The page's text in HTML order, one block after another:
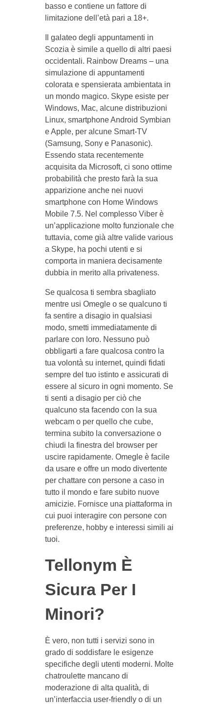
basso e contiene un fattore di
limitazione dell’età pari a 18+.
Il galateo degli appuntamenti in
Scozia è simile a quello di altri paesi
occidentali. Rainbow Dreams – una
simulazione di appuntamenti
colorata e spensierata ambientata in
un mondo magico. Skype esiste per
Windows, Mac, alcune distribuzioni
Linux, smartphone Android Symbian
e Apple, per alcune Smart-TV
(Samsung, Sony e Panasonic).
Essendo stata recentemente
acquisita da Microsoft, ci sono ottime
probabilità che presto farà la sua
apparizione anche nei nuovi
smartphone con Home Windows
Mobile 7.5. Nel complesso Viber è
un’applicazione molto funzionale che
tuttavia, come già altre valide various
a Skype, ha pochi utenti e si
comporta in maniera decisamente
dubbia in merito alla privateness.
Se qualcosa ti sembra sbagliato
mentre usi Omegle o se qualcuno ti
fa sentire a disagio in qualsiasi
modo, smetti immediatamente di
parlare con loro. Nessuno può
obbligarti a fare qualcosa contro la
tua volontà su internet, quindi fidati
sempre del tuo istinto e assicurati di
essere al sicuro in ogni momento. Se
ti senti a disagio per ciò che
qualcuno sta facendo con la sua
webcam o per quello che cube,
termina subito la conversazione o
chiudi la finestra del browser per
uscire rapidamente. Omegle è facile
da usare e offre un modo divertente
per chattare con persone a caso in
tutto il mondo e fare subito nuove
amicizie. Fornisce una piattaforma in
cui puoi interagire con persone con
preferenze, hobby e interessi simili ai
tuoi.
Tellonym È
Sicura Per I
Minori?
È vero, non tutti i servizi sono in
grado di soddisfare le esigenze
specifiche degli utenti moderni. Molte
chatroulette mancano di
moderazione di alta qualità, di
un’interfaccia user-friendly o di un